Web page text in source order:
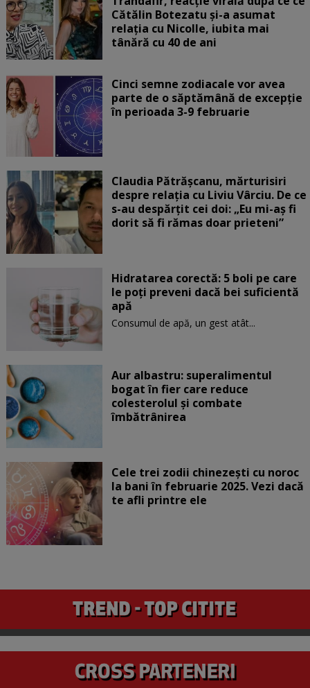
Cătălin Botezatu și-a asumat
relația cu Nicolle, iubita mai
tânără cu 40 de ani
Cinci semne zodiacale vor avea
parte de o săptămână de excepție
în perioada 3-9 februarie
Claudia Pătrășcanu, mărturisiri
despre relația cu Liviu Vârciu. De ce
s-au despărțit cei doi: „Eu mi-aș fi
dorit să fi rămas doar prieteni”
Hidratarea corectă: 5 boli pe care
le poți preveni dacă bei suficientă
apă
Consumul de apă, un gest atât...
Aur albastru: superalimentul
bogat în fier care reduce
colesterolul și combate
îmbătrânirea
Cele trei zodii chinezești cu noroc
la bani în februarie 2025. Vezi dacă
te afli printre ele